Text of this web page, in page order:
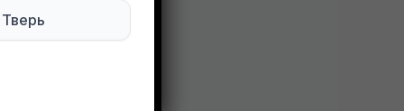
Тверь